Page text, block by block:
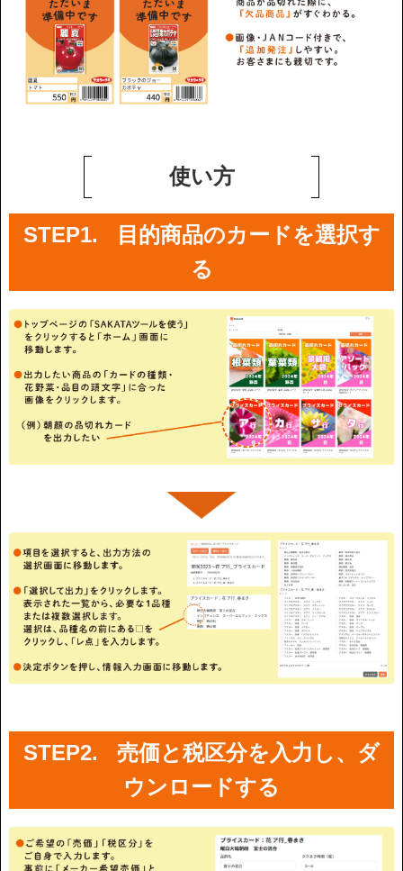
使い方
STEP1. 目的商品のカードを選択す
る
STEP2. 売価と税区分を入力し、ダ
ウンロードする